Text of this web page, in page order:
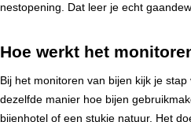
nestopening. Dat leer je echt
Hoe werkt het
Bij het monitoren van bijen kijk je
dezelfde manier hoe bijen
bijenhotel of een stukje natuur. Het